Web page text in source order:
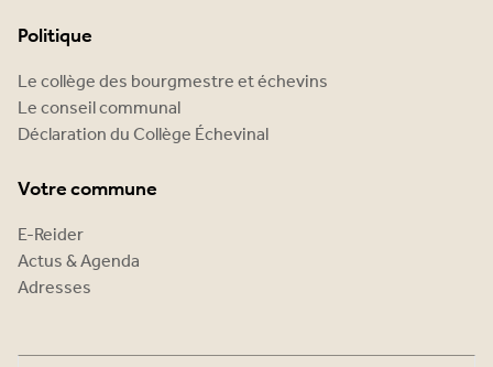
Politique
Le collège des bourgmestre et échevins
Le conseil communal
Déclaration du Collège Échevinal
Votre commune
E-Reider
Actus & Agenda
Adresses